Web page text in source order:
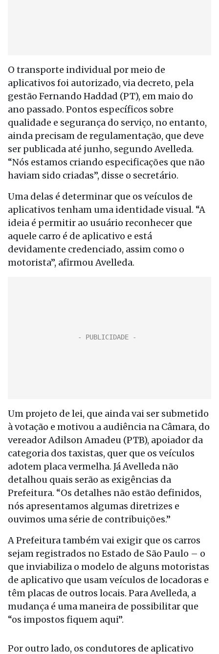
O transporte individual por meio de
aplicativos foi autorizado, via decreto, pela
gestão Fernando Haddad (PT), em maio do
ano passado. Pontos específicos sobre
qualidade e segurança do serviço, no entanto,
ainda precisam de regulamentação, que deve
ser publicada até junho, segundo Avelleda.
“Nós estamos criando especificações que não
haviam sido criadas”, disse o secretário.
Uma delas é determinar que os veículos de
aplicativos tenham uma identidade visual. “A
ideia é permitir ao usuário reconhecer que
aquele carro é de aplicativo e está
devidamente credenciado, assim como o
motorista”, afirmou Avelleda.
Um projeto de lei, que ainda vai ser submetido
à votação e motivou a audiência na Câmara, do
vereador Adilson Amadeu (PTB), apoiador da
categoria dos taxistas, quer que os veículos
adotem placa vermelha. Já Avelleda não
detalhou quais serão as exigências da
Prefeitura. “Os detalhes não estão definidos,
nós apresentamos algumas diretrizes e
ouvimos uma série de contribuições.”
A Prefeitura também vai exigir que os carros
sejam registrados no Estado de São Paulo – o
que inviabiliza o modelo de alguns motoristas
de aplicativo que usam veículos de locadoras e
têm placas de outros locais. Para Avelleda, a
mudança é uma maneira de possibilitar que
“os impostos fiquem aqui”.
Por outro lado, os condutores de aplicativo